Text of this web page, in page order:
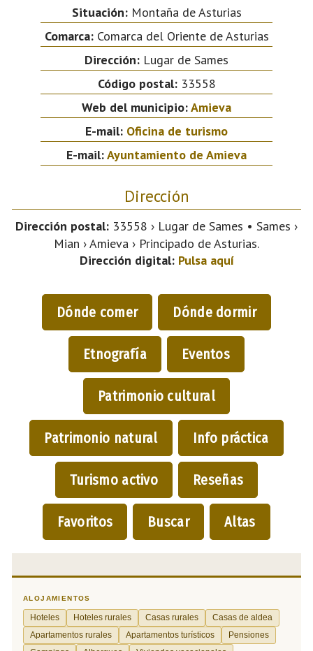
Situación:Montaña de Asturias
Comarca:Comarca del Oriente de Asturias
Dirección: Lugar de Sames
Código postal:33558
Web del municipio:Amieva
E-mail: Oficina de turismo
E-mail:Ayuntamiento de Amieva
Dirección
Dirección postal: 33558 › Lugar de Sames • Sames ›
Mian › Amieva › Principado de Asturias.
Dirección digital: Pulsa aquí
Dónde comer Dónde dormir
Etnografía Eventos
Patrimonio cultural
Patrimonio natural Info práctica
Turismo activo Reseñas
Favoritos Buscar Altas